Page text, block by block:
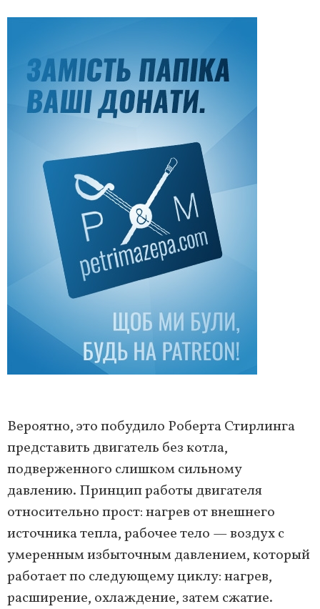
Вероятно, это побудило Роберта Стирлинга
представить двигатель без котла,
подверженного слишком сильному
давлению. Принцип работы двигателя
относительно прост: нагрев от внешнего
источника тепла, рабочее тело — воздух с
умеренным избыточным давлением, который
работает по следующему циклу: нагрев,
расширение, охлаждение, затем сжатие.